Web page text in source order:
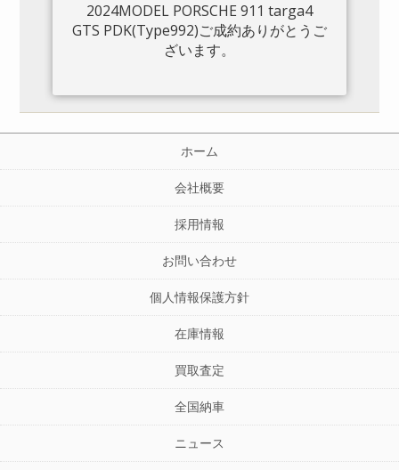
2024MODEL PORSCHE 911 targa4
GTS PDK(Type992)ご成約ありがとうご
ざいます。
ホーム
会社概要
採用情報
お問い合わせ
個人情報保護方針
在庫情報
買取査定
全国納車
ニュース